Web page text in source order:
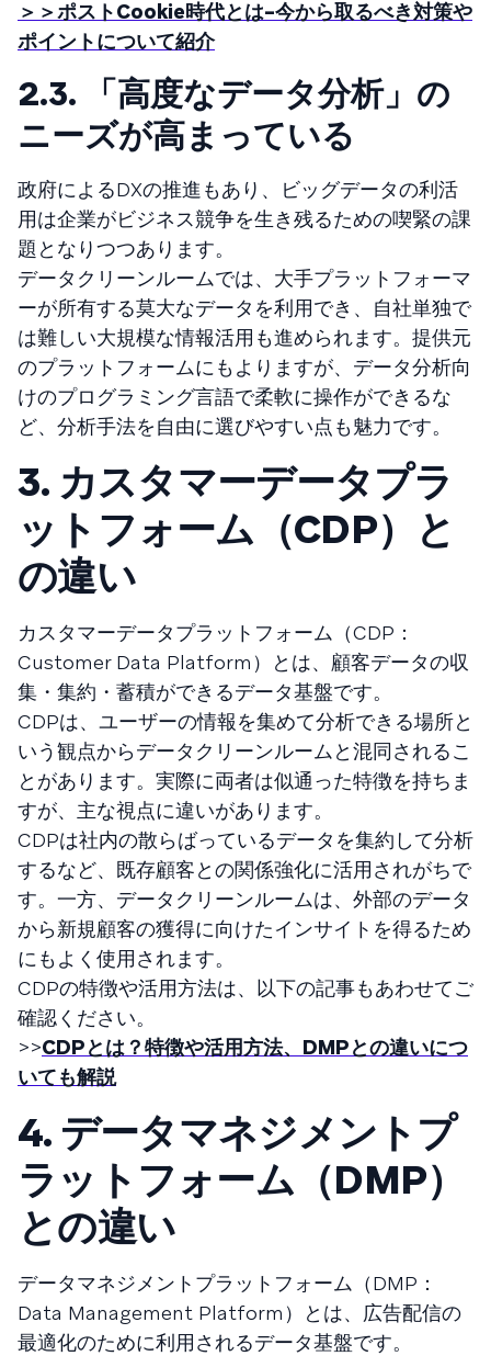
＞＞ポストCookie時代とは–今から取るべき対策や
ポイントについて紹介
2.3. 「高度なデータ分析」の
ニーズが高まっている
政府によるDXの推進もあり、ビッグデータの利活
用は企業がビジネス競争を生き残るための喫緊の課
題となりつつあります。
データクリーンルームでは、大手プラットフォーマ
ーが所有する莫大なデータを利用でき、自社単独で
は難しい大規模な情報活用も進められます。提供元
のプラットフォームにもよりますが、データ分析向
けのプログラミング言語で柔軟に操作ができるな
ど、分析手法を自由に選びやすい点も魅力です。
3. カスタマーデータプラ
ットフォーム（CDP）と
の違い
カスタマーデータプラットフォーム（CDP：
Customer Data Platform）とは、顧客データの収
集・集約・蓄積ができるデータ基盤です。
CDPは、ユーザーの情報を集めて分析できる場所と
いう観点からデータクリーンルームと混同されるこ
とがあります。実際に両者は似通った特徴を持ちま
すが、主な視点に違いがあります。
CDPは社内の散らばっているデータを集約して分析
するなど、既存顧客との関係強化に活用されがちで
す。一方、データクリーンルームは、外部のデータ
から新規顧客の獲得に向けたインサイトを得るため
にもよく使用されます。
CDPの特徴や活用方法は、以下の記事もあわせてご
確認ください。
>>CDPとは？特徴や活用方法、DMPとの違いにつ
いても解説
4. データマネジメントプ
ラットフォーム（DMP）
との違い
データマネジメントプラットフォーム（DMP：
Data Management Platform）とは、広告配信の
最適化のために利用されるデータ基盤です。